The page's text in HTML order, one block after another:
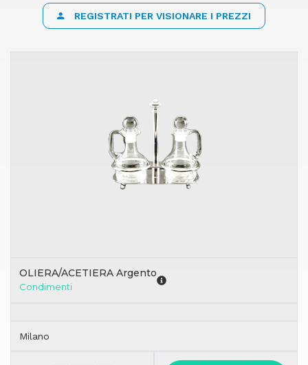
REGISTRATI PER VISIONARE I PREZZI
OLIERA/ACETIERA Argento
Condimenti
Milano